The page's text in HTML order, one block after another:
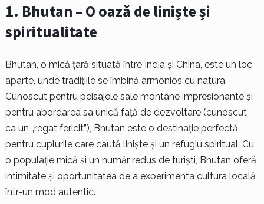
1. Bhutan – O oază de liniște și
spiritualitate
Bhutan, o mică țară situată între India și China, este un loc
aparte, unde tradițiile se îmbină armonios cu natura.
Cunoscut pentru peisajele sale montane impresionante și
pentru abordarea sa unică față de dezvoltare (cunoscut
ca un „regat fericit”), Bhutan este o destinație perfectă
pentru cuplurile care caută liniște și un refugiu spiritual. Cu
o populație mică și un număr redus de turiști, Bhutan oferă
intimitate și oportunitatea de a experimenta cultura locală
într-un mod autentic.